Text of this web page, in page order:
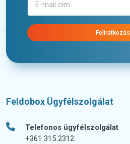
Feliratkozás
Feldobox Ügyfélszolgálat
Telefonos ügyfélszolgálat
+361 315 2312